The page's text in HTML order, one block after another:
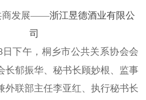
商发展——浙江昱德酒业有限公
司
日下午 ，桐乡市公共关系协会会
长郁振华、秘书长顾妙根、监事
外联部主任李亚红、执行秘书长